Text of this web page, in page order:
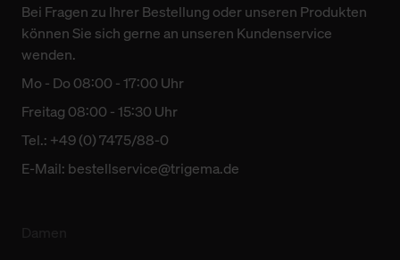
Bei Fragen zu Ihrer Bestellung oder unseren Produkten
können Sie sich gerne an unseren Kundenservice
wenden.
Mo - Do 08:00 - 17:00 Uhr
Freitag 08:00 - 15:30 Uhr
Tel.: +49 (0) 7475/88-0
E-Mail: bestellservice@trigema.de